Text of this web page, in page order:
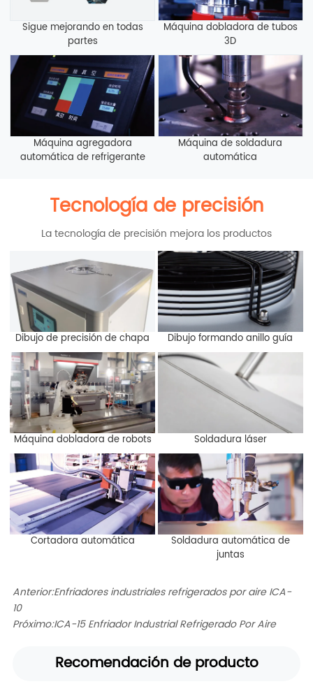
Sigue mejorando en todas
partes
Máquina dobladora de tubos
3D
Máquina agregadora
automática de refrigerante
Máquina de soldadura
automática
Tecnología de precisión
La tecnología de precisión mejora los productos
Dibujo de precisión de chapa Dibujo formando anillo guía
Máquina dobladora de robots Soldadura láser
Cortadora automática
Soldadura automática de
juntas
Anterior:Enfriadores industriales refrigerados por aire ICA-
10
Próximo:ICA-15 Enfriador Industrial Refrigerado Por Aire
Recomendación de producto